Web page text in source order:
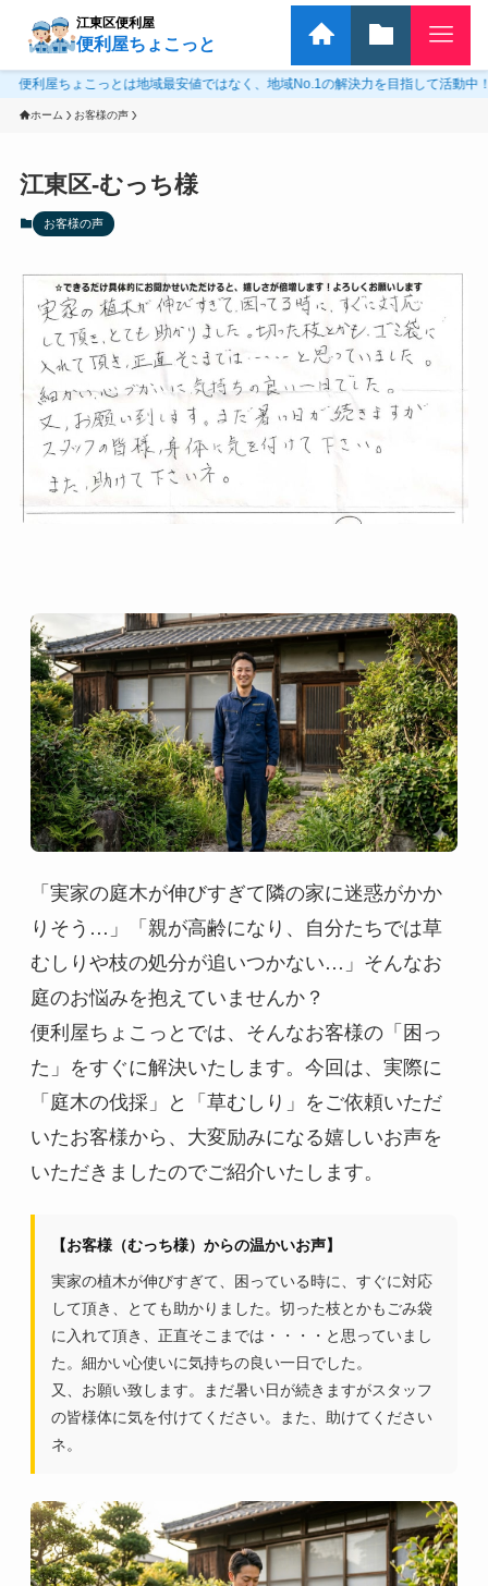
江東区便利屋
便利屋ちょこっと
ちょこっとは地域最安値ではなく、地域No.1の解決力を目指して活動
ホーム お客様の声
江東区-むっち様
お客様の声
「実家の庭木が伸びすぎて隣の家に迷惑がかか
りそう…」「親が高齢になり、自分たちでは草
むしりや枝の処分が追いつかない…」そんなお
庭のお悩みを抱えていませんか？
便利屋ちょこっとでは、そんなお客様の「困っ
た」をすぐに解決いたします。今回は、実際に
「庭木の伐採」と「草むしり」をご依頼いただ
いたお客様から、大変励みになる嬉しいお声を
いただきましたのでご紹介いたします。
【お客様（むっち様）からの温かいお声】
実家の植木が伸びすぎて、困っている時に、すぐに対応
して頂き、とても助かりました。切った枝とかもごみ袋
に入れて頂き、正直そこまでは・・・・と思っていまし
た。細かい心使いに気持ちの良い一日でした。
又、お願い致します。まだ暑い日が続きますがスタッフ
の皆様体に気を付けてください。また、助けてください
ネ。